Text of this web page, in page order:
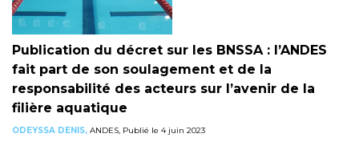
Publication du décret sur les BNSSA : l’ANDES
fait part de son soulagement et de la
responsabilité des acteurs sur l’avenir de la
filière aquatique
ODEYSSA DENIS, ANDES, Publié le 4 juin 2023